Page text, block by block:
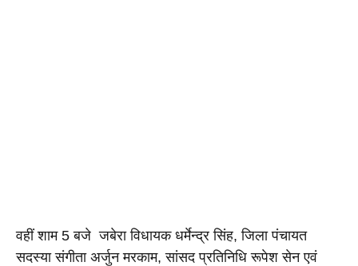
वहीं शाम 5 बजे  जबेरा विधायक धर्मेन्द्र सिंह, जिला पंचायत
सदस्या संगीता अर्जुन मरकाम, सांसद प्रतिनिधि रूपेश सेन एवं